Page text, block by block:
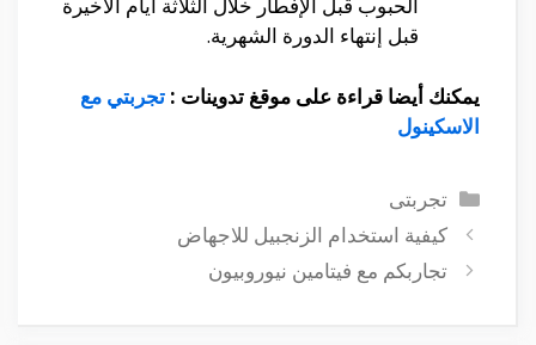
قبل إنتهاء الدورة الشهرية.
يمكنك أيضا قراءة على موقغ تدوينات : تجربتي مع
الاسكينول
التصنيفات
تجربتى
كيفية استخدام الزنجبيل للاجهاض
تجاربكم مع فيتامين نيوروبيون